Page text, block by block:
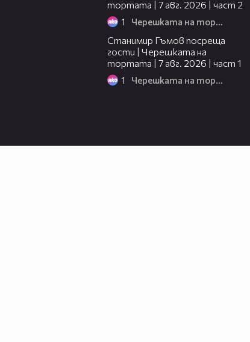
тортата | 7 авг. 2026 | част 2
1 Черешката на тортата
Станимир Гъмов посреща
гости | Черешката на
тортата | 7 авг. 2026 | част 1
1 Черешката на тортата